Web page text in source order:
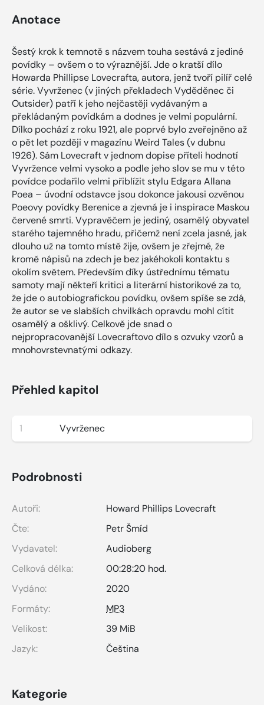
Anotace
Šestý krok k temnotě s názvem touha sestává z jediné
povídky – ovšem o to výraznější. Jde o kratší dílo
Howarda Phillipse Lovecrafta, autora, jenž tvoří pilíř celé
série. Vyvrženec (v jiných překladech Vyděděnec či
Outsider) patří k jeho nejčastěji vydávaným a
překládaným povídkám a dodnes je velmi populární.
Dílko pochází z roku 1921, ale poprvé bylo zveřejněno až
o pět let později v magazínu Weird Tales (v dubnu
1926). Sám Lovecraft v jednom dopise příteli hodnotí
Vyvržence velmi vysoko a podle jeho slov se mu v této
povídce podařilo velmi přiblížit stylu Edgara Allana
Poea – úvodní odstavce jsou dokonce jakousi ozvěnou
Poeovy povídky Berenice a zjevná je i inspirace Maskou
červené smrti. Vypravěčem je jediný, osamělý obyvatel
starého tajemného hradu, přičemž není zcela jasné, jak
dlouho už na tomto místě žije, ovšem je zřejmé, že
kromě nápisů na zdech je bez jakéhokoli kontaktu s
okolím světem. Především díky ústřednímu tématu
samoty mají někteří kritici a literární historikové za to,
že jde o autobiografickou povídku, ovšem spíše se zdá,
že autor se ve slabších chvilkách opravdu mohl cítit
osamělý a ošklivý. Celkově jde snad o
nejpropracovanější Lovecraftovo dílo s ozvuky vzorů a
mnohovrstevnatými odkazy.
Přehled kapitol
1 Vyvrženec
Podrobnosti
Autoři:
Howard Phillips Lovecraft
Čte:
Petr Šmíd
Vydavatel:
Audioberg
Celková délka:
00:28:20 hod.
Vydáno:
2020
Formáty:
MP3
Velikost:
39 MiB
Jazyk:
Čeština
Kategorie